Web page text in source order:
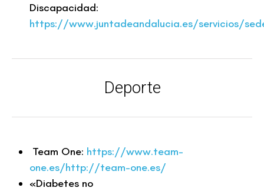
Discapacidad:
https://www.juntadeandalucia.es/servicios/
Deporte
Team One: https://www.team-
one.es/http://team-one.es/
«Diabetes no